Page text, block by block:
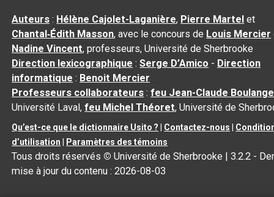
Auteurs : Hélène Cajolet-Laganière, Pierre Martel et
Chantal‑Édith Masson, avec le concours de Louis Mercier
Nadine Vincent, professeurs, Université de Sherbrooke
Direction lexicographique :Serge D’Amico - Direction
informatique : Benoit Mercier
Professeurs collaborateurs :feu Jean-Claude
Université Laval,feu Michel Théoret, Université de
Qu’est-ce que le dictionnaire Usito ? Contactez-nous
d’utilisation
Paramètres des témoins
Tous droits réservés © Université de Sherbrooke |3.2.2 -
mise à jour du contenu :2026-08-03